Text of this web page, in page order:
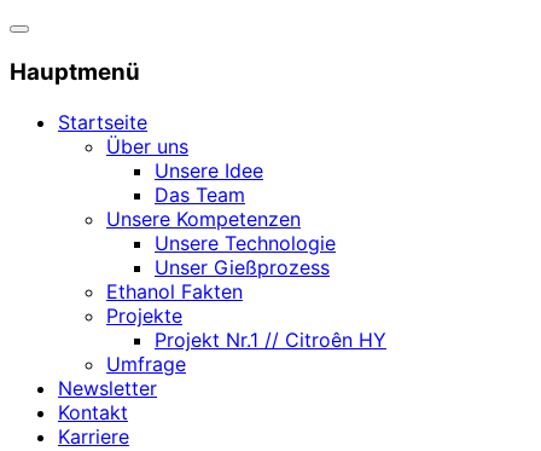
Navigation
Hauptmenü
Startseite
Über uns
Unsere Idee
Das Team
Unsere Kompetenzen
Unsere Technologie
Unser Gießprozess
Ethanol Fakten
Projekte
Projekt Nr.1 // Citroên HY
Umfrage
Newsletter
Kontakt
Karriere